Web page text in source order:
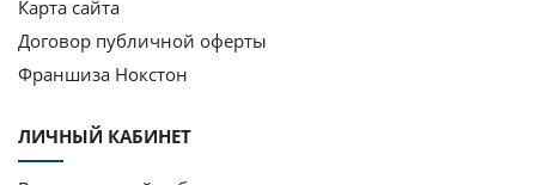
Карта сайта
Договор публичной оферты
Франшиза Нокстон
ЛИЧНЫЙ КАБИНЕТ